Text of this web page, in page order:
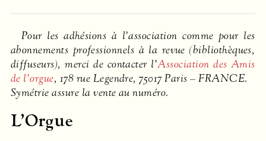
Pour les adhésions à l’association comme pour les
abonnements professionnels à la revue (bibliothèques,
diffuseurs), merci de contacter l’Association des Amis
de l’orgue, 178 rue Legendre, 75017 Paris –FRANCE.
Symétrie assure la vente au numéro.
L’Orgue